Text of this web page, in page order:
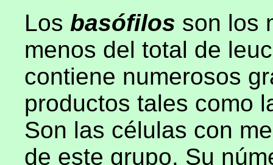
Los basófilos son los
menos del total de
contiene numerosos
productos tales como
Son las células con
de este grupo. Su